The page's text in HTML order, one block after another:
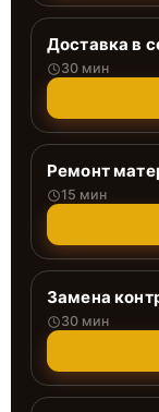
Доставка в
30 мин
Ремонт
15 мин
Замена
30 мин